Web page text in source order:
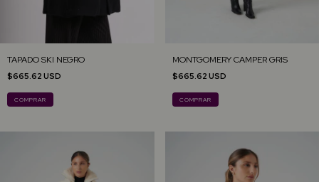
TAPADO SKI NEGRO
$665.62 USD
COMPRAR
MONTGOMERY CAMPER GRIS
$665.62 USD
COMPRAR